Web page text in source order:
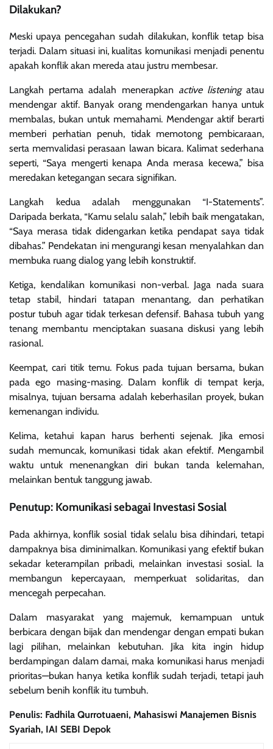
Dilakukan?
Meski upaya pencegahan sudah dilakukan, konflik tetap bisa
terjadi. Dalam situasi ini, kualitas komunikasi menjadi penentu
apakah konflik akan mereda atau justru membesar.
Langkah pertama adalah menerapkan active listeningatau
mendengar aktif. Banyak orang mendengarkan hanya untuk
membalas, bukan untuk memahami. Mendengar aktif berarti
memberi perhatian penuh, tidak memotong pembicaraan,
serta memvalidasi perasaan lawan bicara. Kalimat sederhana
seperti, “Saya mengerti kenapa Anda merasa kecewa,” bisa
meredakan ketegangan secara signifikan.
Langkah kedua adalah menggunakan “I-Statements”.
Daripada berkata, “Kamu selalu salah,” lebih baik mengatakan,
“Saya merasa tidak didengarkan ketika pendapat saya tidak
dibahas.” Pendekatan ini mengurangi kesan menyalahkan dan
membuka ruang dialog yang lebih konstruktif.
Ketiga, kendalikan komunikasi non-verbal. Jaga nada suara
tetap stabil, hindari tatapan menantang, dan perhatikan
postur tubuh agar tidak terkesan defensif. Bahasa tubuh yang
tenang membantu menciptakan suasana diskusi yang lebih
rasional.
Keempat, cari titik temu. Fokus pada tujuan bersama, bukan
pada ego masing-masing. Dalam konflik di tempat kerja,
misalnya, tujuan bersama adalah keberhasilan proyek, bukan
kemenangan individu.
Kelima, ketahui kapan harus berhenti sejenak. Jika emosi
sudah memuncak, komunikasi tidak akan efektif. Mengambil
waktu untuk menenangkan diri bukan tanda kelemahan,
melainkan bentuk tanggung jawab.
Penutup: Komunikasi sebagai Investasi Sosial
Pada akhirnya, konflik sosial tidak selalu bisa dihindari, tetapi
dampaknya bisa diminimalkan. Komunikasi yang efektif bukan
sekadar keterampilan pribadi, melainkan investasi sosial. Ia
membangun kepercayaan, memperkuat solidaritas, dan
mencegah perpecahan.
Dalam masyarakat yang majemuk, kemampuan untuk
berbicara dengan bijak dan mendengar dengan empati bukan
lagi pilihan, melainkan kebutuhan. Jika kita ingin hidup
berdampingan dalam damai, maka komunikasi harus menjadi
prioritas—bukan hanya ketika konflik sudah terjadi, tetapi jauh
sebelum benih konflik itu tumbuh.
Penulis: Fadhila Qurrotuaeni, Mahasiswi Manajemen Bisnis
Syariah, IAI SEBI Depok